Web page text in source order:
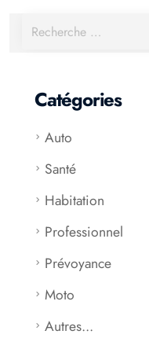
Catégories
Auto
Santé
Habitation
Professionnel
Prévoyance
Moto
Autres...